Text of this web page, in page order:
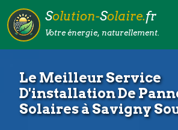
Solution-Solaire.fr
Votre énergie, naturellement.
Le Meilleur Service
D'installation De
Solaires à Savigny